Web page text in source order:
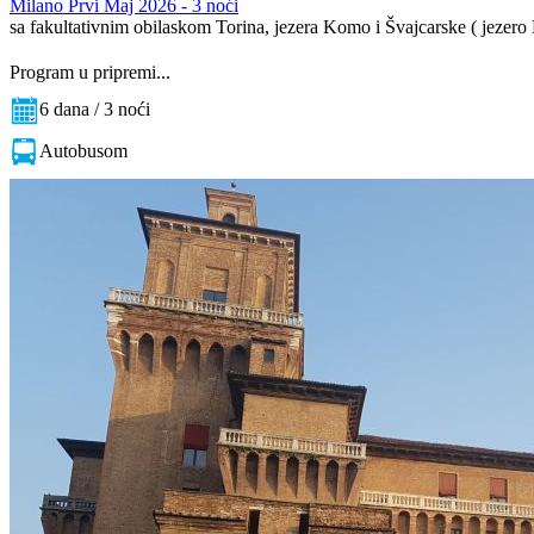
Milano Prvi Maj 2026 - 3 noći
sa fakultativnim obilaskom Torina, jezera Komo i Švajcarske ( jezero
Program u pripremi...
6 dana / 3 noći
Autobusom